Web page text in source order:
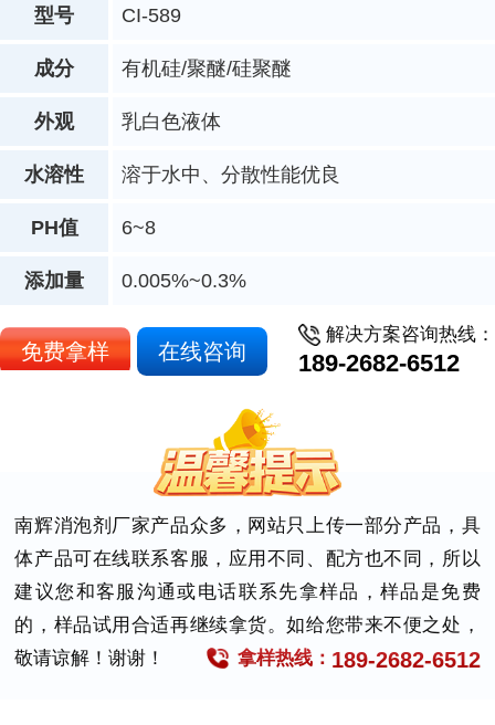
型号 CI-589
成分 有机硅/聚醚/硅聚醚
外观 乳白色液体
水溶性 溶于水中、分散性能优良
PH值 6~8
添加量 0.005%~0.3%
免费拿样 在线咨询
解决方案咨询热线：
189-2682-6512
南辉消泡剂厂家产品众多，网站只上传一部分产品，具
体产品可在线联系客服，应用不同、配方也不同，所以
建议您和客服沟通或电话联系先拿样品，样品是免费
的，样品试用合适再继续拿货。如给您带来不便之处，
敬请谅解！谢谢！
拿样热线： 189-2682-6512